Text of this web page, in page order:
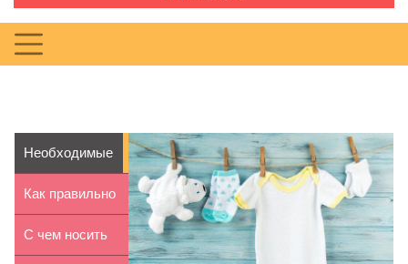
Необходимые
вещи для
малыша и
Как правильно
выбрать
С чем носить